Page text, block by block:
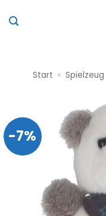
Inhalt
Start » Spielzeug
-7%